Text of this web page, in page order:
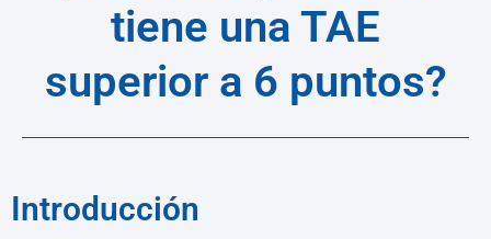
tiene una TAE
superior a 6 puntos?
Introducción